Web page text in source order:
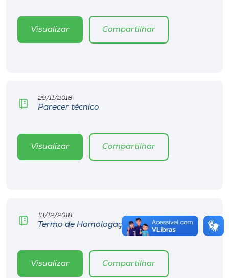
Visualizar Compartilhar
29/11/2018
Parecer técnico
Visualizar Compartilhar
13/12/2018
Termo de Homologação e Adjudicação
Visualizar Compartilhar